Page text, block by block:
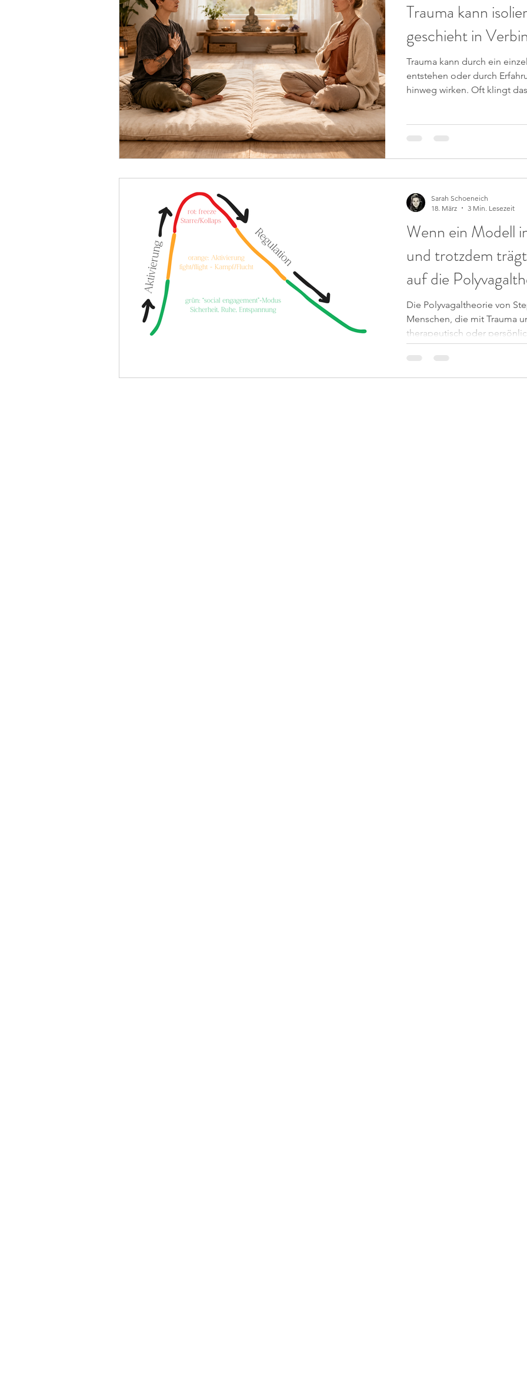
Trauma kann
geschieht in
Trauma kann durch ein
entstehen oder durch
hinweg wirken. Oft klingt
Überforderung übernimmt
Wenn ein Modell
und trotzdem
auf die
traumasensible
Die Polyvagaltheorie von
Menschen, die mit Trauma
therapeutisch oder
Landkarte geworden. Sie
Regulation zu finden.
Sarah Schoeneich
18. März
3 Min. Lesezeit